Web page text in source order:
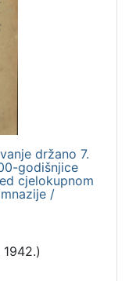
držano 7.
godišnjice
cjelokupnom
/